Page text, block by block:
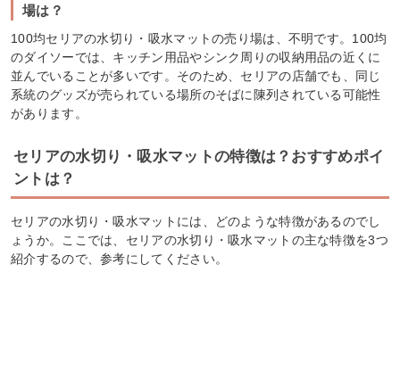
場は？
100均セリアの水切り・吸水マットの売り場は、不明です。100均
のダイソーでは、キッチン用品やシンク周りの収納用品の近くに
並んでいることが多いです。そのため、セリアの店舗でも、同じ
系統のグッズが売られている場所のそばに陳列されている可能性
があります。
セリアの水切り・吸水マットの特徴は？おすすめポイ
ントは？
セリアの水切り・吸水マットには、どのような特徴があるのでし
ょうか。ここでは、セリアの水切り・吸水マットの主な特徴を3つ
紹介するので、参考にしてください。